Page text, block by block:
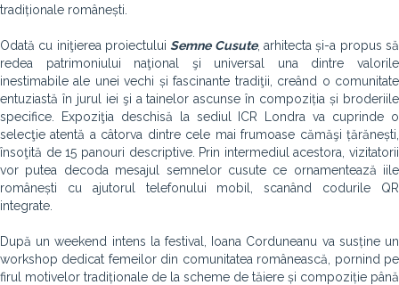
tradiționale românești.
Odată cu iniţierea proiectuluiSemne Cusute, arhitecta și-a propus să
redea patrimoniului naţional şi universal una dintre valorile
inestimabile ale unei vechi și fascinante tradiţii, creând o comunitate
entuziastă în jurul iei şi a tainelor ascunse în compoziția și broderiile
specifice. Expoziţia deschisă la sediul ICR Londra va cuprinde o
selecţie atentă a câtorva dintre cele mai frumoase cămăşi țărănești,
însoţită de 15 panouri descriptive. Prin intermediul acestora, vizitatorii
vor putea decoda mesajul semnelor cusute ce ornamentează iile
românești cu ajutorul telefonului mobil, scanând codurile QR
integrate.
După un weekend intens la festival, Ioana Corduneanu va susține un
workshop dedicat femeilor din comunitatea românească, pornind pe
firul motivelor tradiționale de la scheme de tăiere și compoziție până